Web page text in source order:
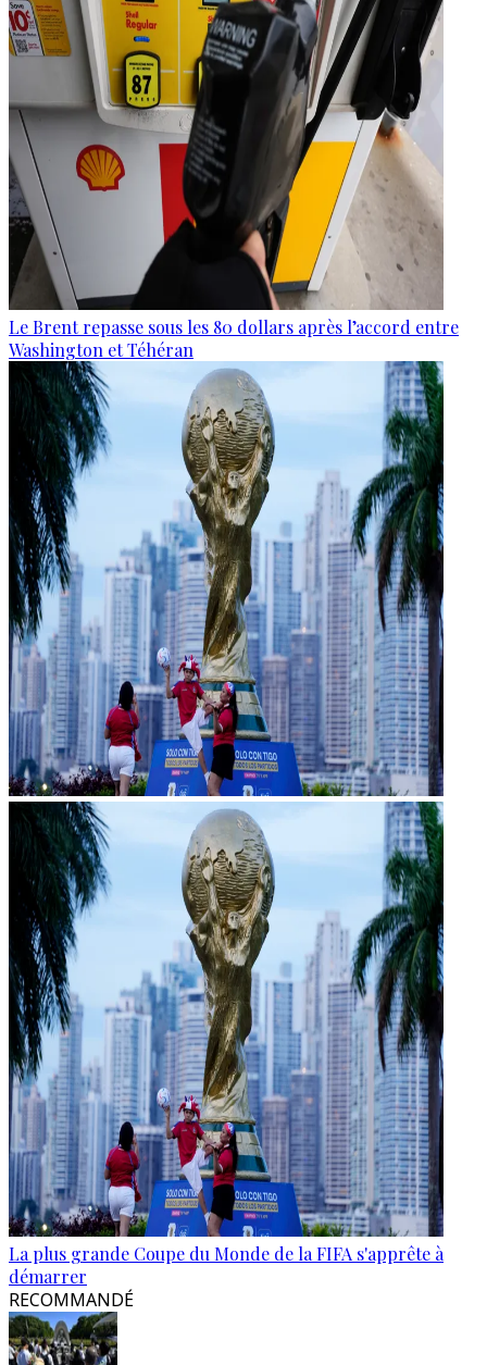
Le Brent repasse sous les 80 dollars après l’accord entre
Washington et Téhéran
La plus grande Coupe du Monde de la FIFA s'apprête à
démarrer
RECOMMANDÉ